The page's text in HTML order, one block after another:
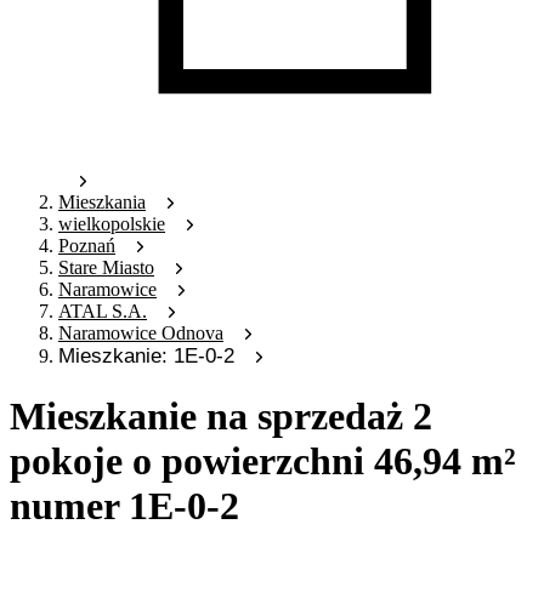
Mieszkania
wielkopolskie
Poznań
Stare Miasto
Naramowice
ATAL S.A.
Naramowice Odnova
Mieszkanie: 1E-0-2
Mieszkanie na sprzedaż 2
pokoje o powierzchni 46,94 m²
numer 1E-0-2